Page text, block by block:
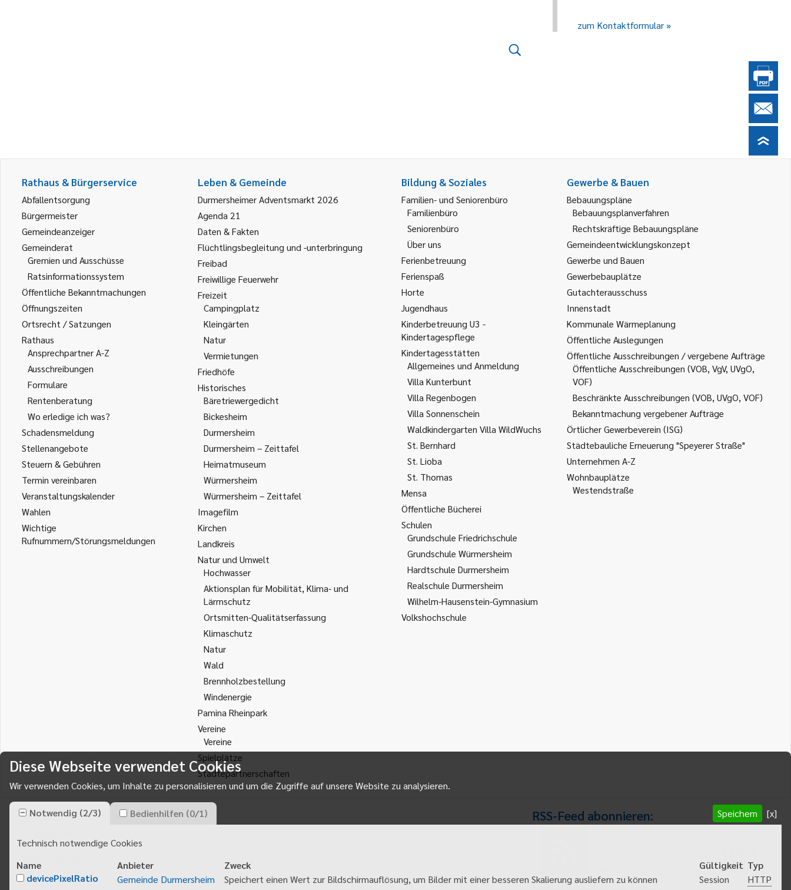
zum Kontaktformular
Rathaus & Bürgerservice
Abfallentsorgung
Bürgermeister
Gemeindeanzeiger
Gemeinderat
Gremien und Ausschüsse
Ratsinformationssystem
Öffentliche Bekanntmachungen
Öffnungszeiten
Ortsrecht / Satzungen
Rathaus
Ansprechpartner A-Z
Ausschreibungen
Formulare
Rentenberatung
Wo erledige ich was?
Schadensmeldung
Stellenangebote
Steuern & Gebühren
Termin vereinbaren
Veranstaltungskalender
Wahlen
Wichtige
Rufnummern/Störungsmeldungen
Leben & Gemeinde
Durmersheimer Adventsmarkt 2026
Agenda 21
Daten & Fakten
Flüchtlingsbegleitung und -unterbringung
Freibad
Freiwillige Feuerwehr
Freizeit
Campingplatz
Kleingärten
Natur
Vermietungen
Friedhöfe
Historisches
Bäretriewergedicht
Bickesheim
Durmersheim
Durmersheim – Zeittafel
Heimatmuseum
Würmersheim
Würmersheim – Zeittafel
Imagefilm
Kirchen
Landkreis
Natur und Umwelt
Hochwasser
Aktionsplan für Mobilität, Klima- und
Lärmschutz
Ortsmitten-Qualitätserfassung
Klimaschutz
Natur
Wald
Brennholzbestellung
Windenergie
Pamina Rheinpark
Vereine
Vereine
Spielplätze
Städtepartnerschaften
Bildung & Soziales
Familien- und Seniorenbüro
Familienbüro
Seniorenbüro
Über uns
Ferienbetreuung
Ferienspaß
Horte
Jugendhaus
Kinderbetreuung U3 -
Kindertagespflege
Kindertagesstätten
Allgemeines und Anmeldung
Villa Kunterbunt
Villa Regenbogen
Villa Sonnenschein
Waldkindergarten Villa WildWuchs
St. Bernhard
St. Lioba
St. Thomas
Mensa
Öffentliche Bücherei
Schulen
Grundschule Friedrichschule
Grundschule Würmersheim
Hardtschule Durmersheim
Realschule Durmersheim
Wilhelm-Hausenstein-Gymnasium
Volkshochschule
Gewerbe & Bauen
Bebauungspläne
Bebauungsplanverfahren
Rechtskräftige Bebauungspläne
Gemeindeentwicklungskonzept
Gewerbe und Bauen
Gewerbebauplätze
Gutachterausschuss
Innenstadt
Kommunale Wärmeplanung
Öffentliche Auslegungen
Öffentliche Ausschreibungen / vergebene Aufträge
Öffentliche Ausschreibungen (VOB, VgV, UVgO,
VOF)
Beschränkte Ausschreibungen (VOB, UVgO, VOF)
Bekanntmachung vergebener Aufträge
Örtlicher Gewerbeverein (ISG)
Städtebauliche Erneuerung "Speyerer Straße"
Unternehmen A-Z
Wohnbauplätze
Westendstraße
Gemeinde Durmersheim
76448Durmersheim
info@durmersheim.de
E-Mail schreiben
RSS-Feed abonnieren:
Diese Webseite verwendet Cookies
Wir verwenden Cookies, um Inhalte zu personalisieren und um die Zugriffe auf unsere Website zu analysieren.
Notwendig (2/3) Bedienhilfen (0/1) Speichern [x]
Technisch notwendige Cookies
Name
Anbieter Zweck Gültigkeit Typ
devicePixelRatio
Gemeinde Durmersheim Speichert einen Wert zur Bildschirmauflösung, um Bilder mit einer besseren Skalierung ausliefern zu können Session
HTTP